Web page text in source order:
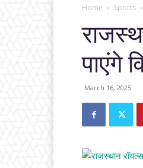
Home Sports
पाएंगे
March 16, 2025